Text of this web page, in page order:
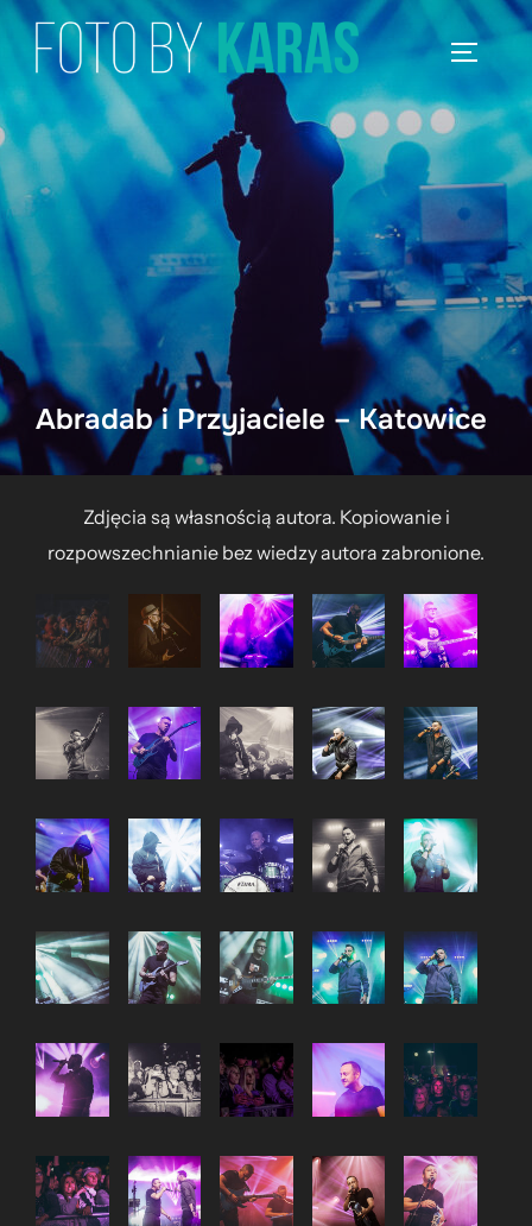
Skip
content
Abradab i Przyjaciele – Katowice
Zdjęcia są własnością autora. Kopiowanie i
rozpowszechnianie bez wiedzy autora zabronione.